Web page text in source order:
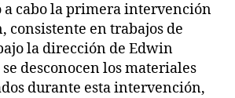
a cabo la primera intervención
consistente en trabajos de
la dirección de Edwin
desconocen los materiales
durante esta intervención,